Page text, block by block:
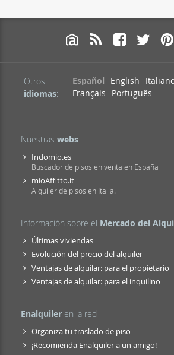
Otros
idiomas:
Español English
Français
Português
Nuestras webs
Indomio.es
Buscador de pisos en venta en España
mioAffitto.it
Alquiler de pisos en Italia.
Información sobre el Mercado del
Últimas viviendas
Evolución del precio del alquiler
Ventajas de alquilar: para el propietario
Ventajas de alquilar: para el inquilino
Enalquiler en la red
Organiza tu traslado de piso
¡Recomienda Enalquiler a un amigo!